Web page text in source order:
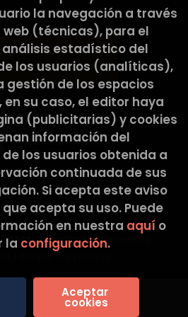
y Deporte.
. Todos los Derechos
Grupo Trevenque
la navegación a través
web (técnicas), para el
estadístico del
los usuarios (analíticas),
gestión de los espacios
su caso, el editor haya
(publicitarias) y cookies
información del
los usuarios obtenida a
continuada de sus
Si acepta este aviso
acepta su uso. Puede
en nuestra aquí o
la configuración.
Aceptar
cookies